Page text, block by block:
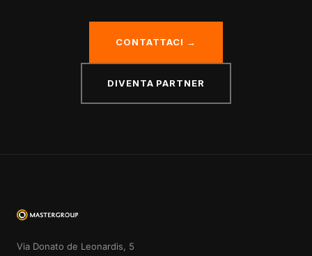
CONTATTACI →
DIVENTA PARTNER
Via Donato de Leonardis, 5